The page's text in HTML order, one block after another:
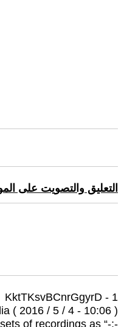
التعليق والتصويت على
1 - KktTKsvBCnrGgyrD
( 2016 / 5 / 4 - 10:06 )
of recordings as “-;-